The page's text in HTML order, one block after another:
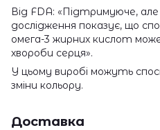
Від FDA: «Підтримуюче,
дослідження показує, що
омега-3 жирних кислот
хвороби серця».
У цьому виробі можуть
зміни кольору.
Доставка